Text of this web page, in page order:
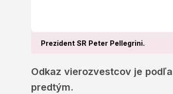
Prezident SR Peter Pellegrini.
Odkaz vierozvestcov je
predtým.